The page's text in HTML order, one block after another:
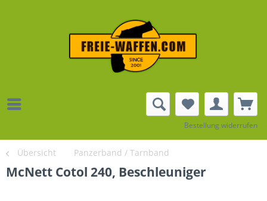
Bestellung widerrufen
Übersicht Panzerband / Tarnband
McNett Cotol 240, Beschleuniger